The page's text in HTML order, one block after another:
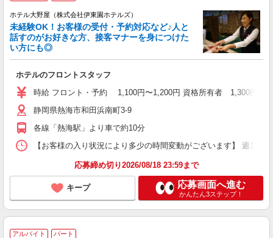
ホテル大野屋（株式会社伊東園ホテルズ）
未経験OK！お客様の受付・予約対応など♪人と
話すのがお好きな方、接客マナーを身につけた
い方にも◎
ホテルのフロントスタッフ
時給 フロント・予約 1,100円〜1,200円 資格所有者 1,300円〜
静岡県熱海市和田浜南町3-9
各線「熱海駅」より車で約10分
【お客様の入り状況により多少の時間変動がございます】 週1日
応募締め切り2026/08/18 23:59まで
キープ 応募画面へ進む
かんたん3ステップ！
アルバイト パート